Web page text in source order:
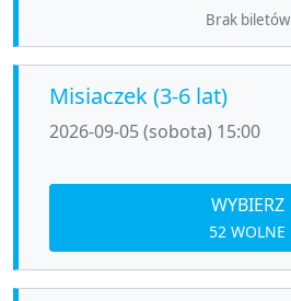
Brak biletów
Misiaczek (3-6 lat)
2026-09-05 (sobota) 15:00
WYBIERZ
52 WOLNE